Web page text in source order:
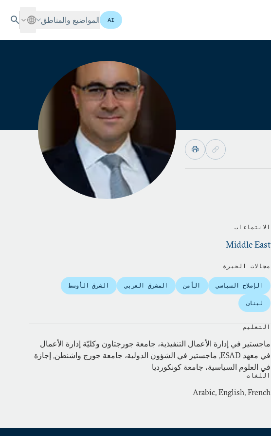
AI المواضيع والمناطق
الانتماءات
Middle East
مجالات الخبرة
الإصلاح السياسي الأمن المشرق العربي الشرق الأوسط
لبنان
التعليم
ماجستير في إدارة الأعمال التنفيذية، جامعة جورجتاون وكليّة إدارة الأعمال
في معهد ESAD, ماجستير في الشؤون الدولية، جامعة جورج واشنطن, إجازة
في العلوم السياسية، جامعة كونكورديا
اللغات
Arabic, English, French